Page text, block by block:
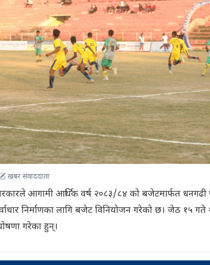
खबर संवाददाता
आगामी आर्थिक वर्ष २०८३/८४ को बजेटमार्फत
निर्माणका लागि बजेट विनियोजन गरेको छ। जेठ १५ गते
गरेका हुन्।